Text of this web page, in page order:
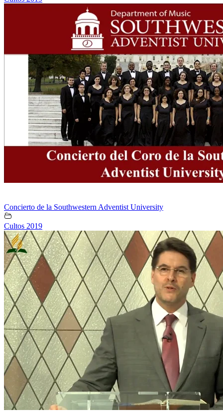
Concierto de la Southwestern Adventist University
Cultos 2019